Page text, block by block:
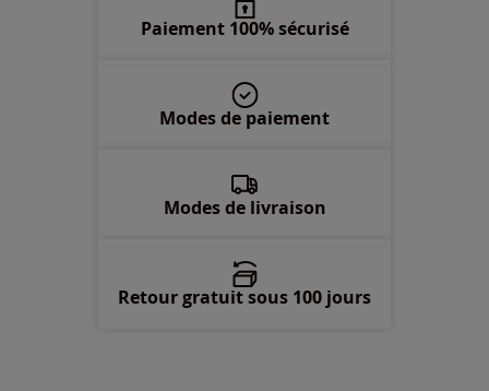
Paiement 100% sécurisé
Modes de paiement
Modes de livraison
Retour gratuit sous 100 jours